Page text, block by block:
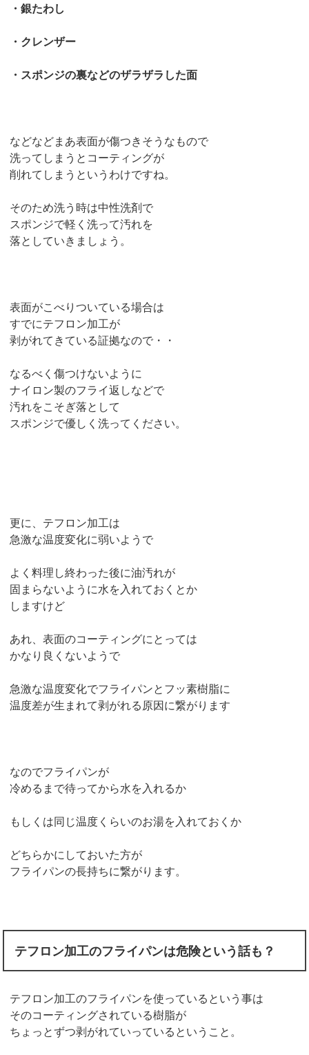
・銀たわし
・クレンザー
・スポンジの裏などのザラザラした面
などなどまあ表面が傷つきそうなもので
洗ってしまうとコーティングが
削れてしまうというわけですね。
そのため洗う時は中性洗剤で
スポンジで軽く洗って汚れを
落としていきましょう。
表面がこべりついている場合は
すでにテフロン加工が
剥がれてきている証拠なので・・
なるべく傷つけないように
ナイロン製のフライ返しなどで
汚れをこそぎ落として
スポンジで優しく洗ってください。
更に、テフロン加工は
急激な温度変化に弱いようで
よく料理し終わった後に油汚れが
固まらないように水を入れておくとか
しますけど
あれ、表面のコーティングにとっては
かなり良くないようで
急激な温度変化でフライパンとフッ素樹脂に
温度差が生まれて剥がれる原因に繋がります
なのでフライパンが
冷めるまで待ってから水を入れるか
もしくは同じ温度くらいのお湯を入れておくか
どちらかにしておいた方が
フライパンの長持ちに繋がります。
テフロン加工のフライパンは危険という話も？
テフロン加工のフライパンを使っているという事は
そのコーティングされている樹脂が
ちょっとずつ剥がれていっているということ。